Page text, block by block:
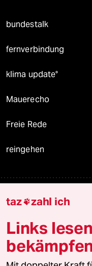
bundestalk
fernverbindung
klima update°
Mauerecho
Freie Rede
reingehen
Newsletter
team zukunft
taz frisch
taz zahl ich
Links